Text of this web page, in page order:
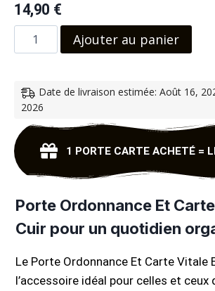
14,90 €
Ajouter au panier
Date de livraison estimée: Août 16,
2026
1 PORTE CARTE ACHETÉ =
Porte Ordonnance Et
Cuir pour un quotidien
Le Porte Ordonnance Et Carte Vitale
l’accessoire idéal pour celles et ceux